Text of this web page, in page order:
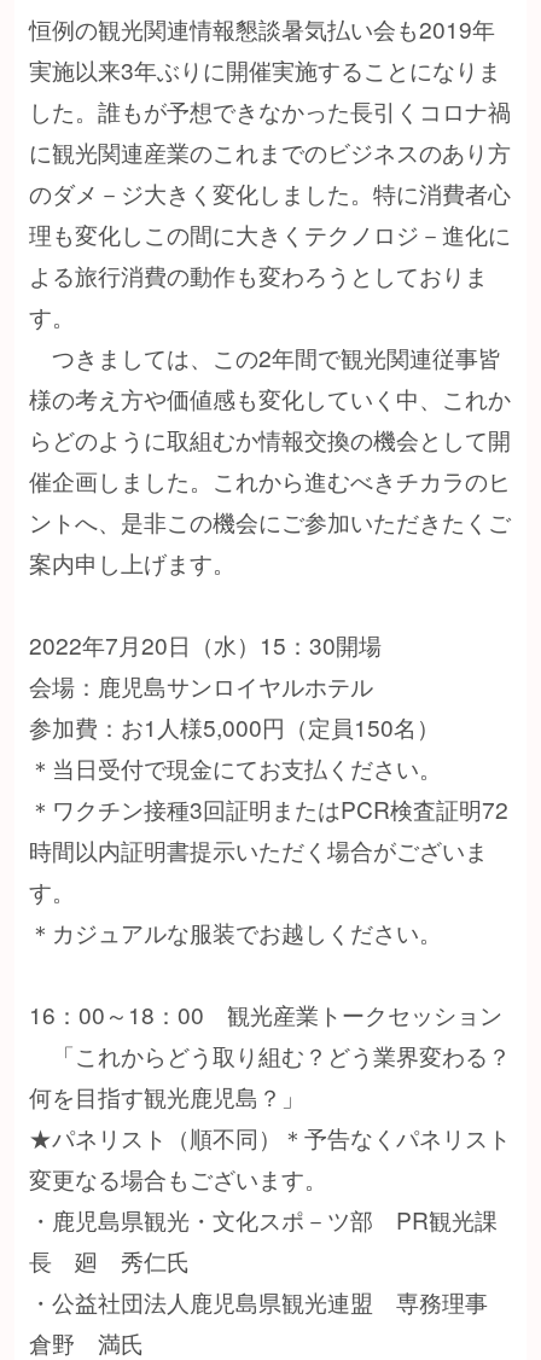
恒例の観光関連情報懇談暑気払い会も2019年
実施以来3年ぶりに開催実施することになりま
した。誰もが予想できなかった長引くコロナ禍
に観光関連産業のこれまでのビジネスのあり方
のダメ－ジ大きく変化しました。特に消費者心
理も変化しこの間に大きくテクノロジ－進化に
よる旅行消費の動作も変わろうとしておりま
す。
つきましては、この2年間で観光関連従事皆
様の考え方や価値感も変化していく中、これか
らどのように取組むか情報交換の機会として開
催企画しました。これから進むべきチカラのヒ
ントへ、是非この機会にご参加いただきたくご
案内申し上げます。
2022年7月20日（水）15：30開場
会場：鹿児島サンロイヤルホテル
参加費：お1人様5,000円（定員150名）
＊当日受付で現金にてお支払ください。
＊ワクチン接種3回証明またはPCR検査証明72
時間以内証明書提示いただく場合がございま
す。
＊カジュアルな服装でお越しください。
16：00～18：00 観光産業トークセッション
「これからどう取り組む？どう業界変わる？
何を目指す観光鹿児島？」
★パネリスト（順不同）＊予告なくパネリスト
変更なる場合もございます。
・鹿児島県観光・文化スポ－ツ部 PR観光課
長 廻 秀仁氏
・公益社団法人鹿児島県観光連盟 専務理事
倉野 満氏